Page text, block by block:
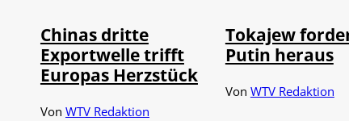
Chinas dritte
Exportwelle trifft
Europas Herzstück
Von WTV Redaktion
Tokajew
Putin heraus
Von WTV Redaktion